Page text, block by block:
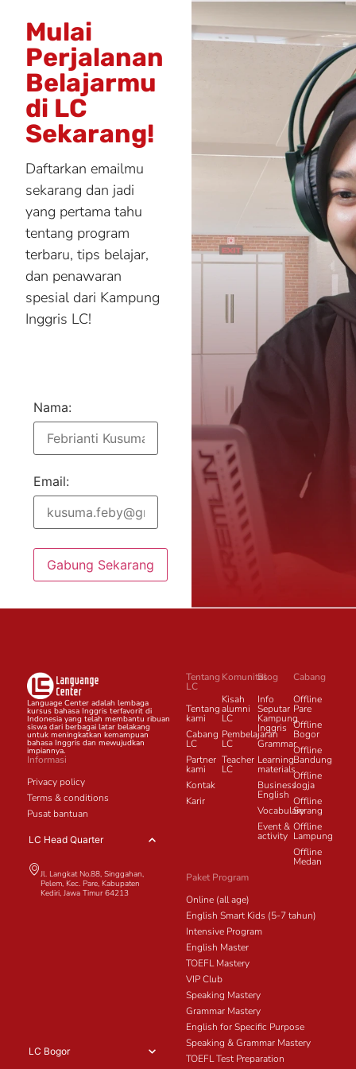
Mulai
Perjalanan
Belajarmu
di LC
Sekarang!
Daftarkan emailmu
sekarang dan jadi
yang pertama tahu
tentang program
terbaru, tips belajar,
dan penawaran
spesial dari Kampung
Inggris LC!
Nama:
Email:
Gabung Sekarang
Language Center adalah lembaga
kursus bahasa Inggris terfavorit di
Indonesia yang telah membantu ribuan
siswa dari berbagai latar belakang
untuk meningkatkan kemampuan
bahasa Inggris dan mewujudkan
impiannya.
Informasi
Privacy policy
Terms & conditions
Pusat bantuan
LC Head Quarter
Jl. Langkat No.88, Singgahan,
Pelem, Kec. Pare, Kabupaten
Kediri, Jawa Timur 64213
LC Bogor
Tentang
LC
Tentang
kami
Cabang
LC
Partner
kami
Kontak
Karir
Komunitas
Kisah
alumni
LC
Pembelajaran
LC
Teacher
LC
Blog
Info
Seputar
Kampung
Inggris
Grammar
Learning
materials
Business
English
Vocabulary
Event &
activity
Cabang
Offline
Pare
Offline
Bogor
Offline
Bandung
Offline
Jogja
Offline
Serang
Offline
Lampung
Offline
Medan
Paket Program
Online (all age)
English Smart Kids (5-7 tahun)
Intensive Program
English Master
TOEFL Mastery
VIP Club
Speaking Mastery
Grammar Mastery
English for Specific Purpose
Speaking & Grammar Mastery
TOEFL Test Preparation